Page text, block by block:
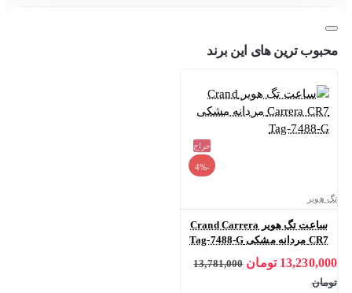
محبوب ترین های این برند
حراج
-4%
تگ هویر
ساعت تگ هویر Crand Carrera
CR7 مردانه مشکی Tag-7488-G
13,230,000 تومان
13,781,000
تومان